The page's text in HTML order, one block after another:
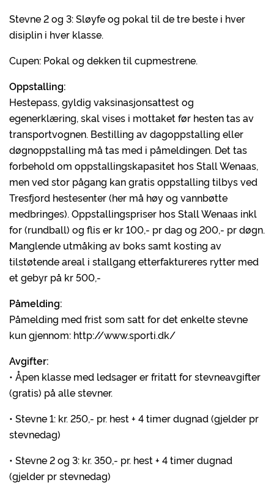
Stevne 2 og 3: Sløyfe og pokal til de tre beste i hver
disiplin i hver klasse.
Cupen: Pokal og dekken til cupmestrene.
Oppstalling:
Hestepass, gyldig vaksinasjonsattest og
egenerklæring, skal vises i mottaket før hesten tas av
transportvognen. Bestilling av dagoppstalling eller
døgnoppstalling må tas med i påmeldingen. Det tas
forbehold om oppstallingskapasitet hos Stall Wenaas,
men ved stor pågang kan gratis oppstalling tilbys ved
Tresfjord hestesenter (her må høy og vannbøtte
medbringes). Oppstallingspriser hos Stall Wenaas inkl
for (rundball) og flis er kr 100,- pr dag og 200,- pr døgn.
Manglende utmåking av boks samt kosting av
tilstøtende areal i stallgang etterfaktureres rytter med
et gebyr på kr 500,-
Påmelding:
Påmelding med frist som satt for det enkelte stevne
kun gjennom: http://www.sporti.dk/
Avgifter:
• Åpen klasse med ledsager er fritatt for stevneavgifter
(gratis) på alle stevner.
• Stevne 1: kr. 250,- pr. hest + 4 timer dugnad (gjelder pr
stevnedag)
• Stevne 2 og 3: kr. 350,- pr. hest + 4 timer dugnad
(gjelder pr stevnedag)